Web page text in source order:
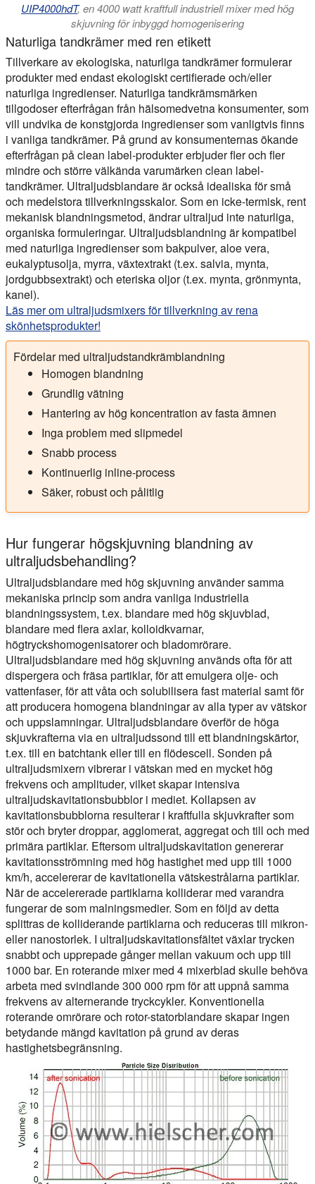
UIP4000hdT, en 4000 watt kraftfull industriell mixer med hög
skjuvning för inbyggd homogenisering
Naturliga tandkrämer med ren etikett
Tillverkare av ekologiska, naturliga tandkrämer formulerar
produkter med endast ekologiskt certifierade och/eller
naturliga ingredienser. Naturliga tandkrämsmärken
tillgodoser efterfrågan från hälsomedvetna konsumenter, som
vill undvika de konstgjorda ingredienser som vanligtvis finns
i vanliga tandkrämer. På grund av konsumenternas ökande
efterfrågan på clean label-produkter erbjuder fler och fler
mindre och större välkända varumärken clean label-
tandkrämer. Ultraljudsblandare är också idealiska för små
och medelstora tillverkningsskalor. Som en icke-termisk, rent
mekanisk blandningsmetod, ändrar ultraljud inte naturliga,
organiska formuleringar. Ultraljudsblandning är kompatibel
med naturliga ingredienser som bakpulver, aloe vera,
eukalyptusolja, myrra, växtextrakt (t.ex. salvia, mynta,
jordgubbsextrakt) och eteriska oljor (t.ex. mynta, grönmynta,
kanel).
Läs mer om ultraljudsmixers för tillverkning av rena
skönhetsprodukter!
Fördelar med ultraljudstandkrämblandning
Homogen blandning
Grundlig vätning
Hantering av hög koncentration av fasta ämnen
Inga problem med slipmedel
Snabb process
Kontinuerlig inline-process
Säker, robust och pålitlig
Hur fungerar högskjuvning blandning av
ultraljudsbehandling?
Ultraljudsblandare med hög skjuvning använder samma
mekaniska princip som andra vanliga industriella
blandningssystem, t.ex. blandare med hög skjuvblad,
blandare med flera axlar, kolloidkvarnar,
högtryckshomogenisatorer och bladomrörare.
Ultraljudsblandare med hög skjuvning används ofta för att
dispergera och fräsa partiklar, för att emulgera olje- och
vattenfaser, för att våta och solubilisera fast material samt för
att producera homogena blandningar av alla typer av vätskor
och uppslamningar. Ultraljudsblandare överför de höga
skjuvkrafterna via en ultraljudssond till ett blandningskärtor,
t.ex. till en batchtank eller till en flödescell. Sonden på
ultraljudsmixern vibrerar i vätskan med en mycket hög
frekvens och amplituder, vilket skapar intensiva
ultraljudskavitationsbubblor i mediet. Kollapsen av
kavitationsbubblorna resulterar i kraftfulla skjuvkrafter som
stör och bryter droppar, agglomerat, aggregat och till och med
primära partiklar. Eftersom ultraljudskavitation genererar
kavitationsströmning med hög hastighet med upp till 1000
km/h, accelererar de kavitationella vätskestrålarna partiklar.
När de accelererade partiklarna kolliderar med varandra
fungerar de som malningsmedier. Som en följd av detta
splittras de kolliderande partiklarna och reduceras till mikron-
eller nanostorlek. I ultraljudskavitationsfältet växlar trycken
snabbt och upprepade gånger mellan vakuum och upp till
1000 bar. En roterande mixer med 4 mixerblad skulle behöva
arbeta med svindlande 300 000 rpm för att uppnå samma
frekvens av alternerande tryckcykler. Konventionella
roterande omrörare och rotor-statorblandare skapar ingen
betydande mängd kavitation på grund av deras
hastighetsbegränsning.